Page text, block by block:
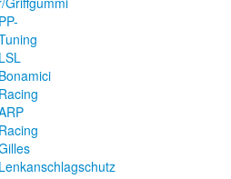
PP-
LSL
Bonamici
Racing
Racing
Lenkanschlagschutz